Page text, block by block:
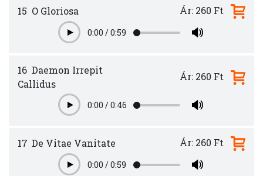
15 O Gloriosa
Play0:00 /0:59
Ár: 260 Ft
16 Daemon Irrepit
Callidus
Play0:00 /0:46
Ár: 260 Ft
17 De Vitae Vanitate
Play0:00 /0:59
Ár: 260 Ft